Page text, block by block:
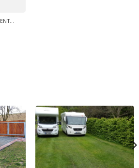
ECORASTER E50 - FREKVENTOVANÉ PLOCHY, (CESTY, LOGISTICKÉ CENTRA, PARKOVIŠTĚ)